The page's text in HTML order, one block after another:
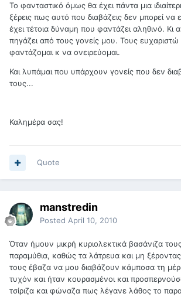
Το φανταστικό όμως θα έχει πάντα μια
ξέρεις πως αυτό που διαβάζεις δεν μπορεί να
έχει τέτοια δύναμη που φαντάζει αληθινό. Κι
πηγάζει από τους γονείς μου. Τους
φαντάζομαι κ να ονειρεύομαι.
Και λυπάμαι που υπάρχουν γονείς που δεν
τους...
Καλημέρα σας!
Quote
manstredin
Posted April 10, 2010
Όταν ήμουν μικρή κυριολεκτικά βασάνιζα
παραμύθια, καθώς τα λάτρευα και μη
τους έβαζα να μου διαβάζουν κάμποσα τη
τυχόν και ήταν κουρασμένοι και
τσίριζα και φώναζα πως λέγανε λάθος το